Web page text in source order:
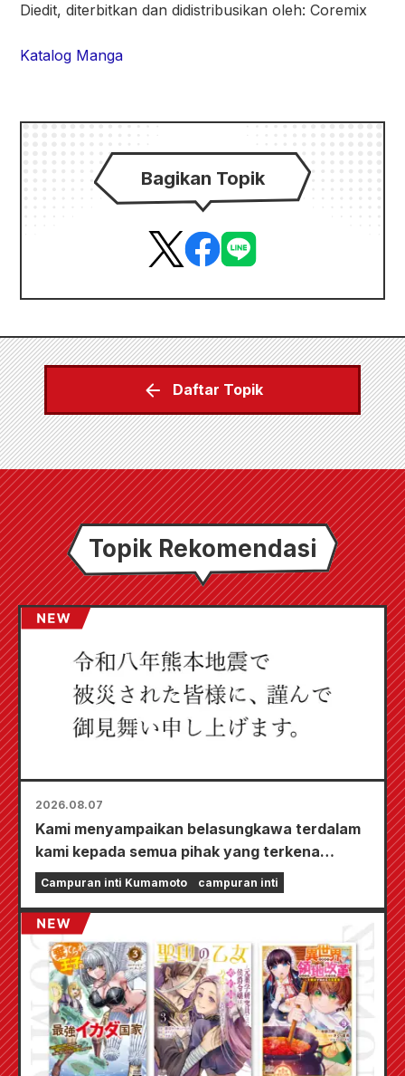
Diedit, diterbitkan dan didistribusikan oleh: Coremix
Katalog Manga
Bagikan Topik
Daftar Topik
Topik Rekomendasi
2026.08.07
Kami menyampaikan belasungkawa terdalam
kami kepada semua pihak yang terkena
dampak Gempa Bumi Kumamoto 2026.
Campuran inti Kumamoto campuran inti